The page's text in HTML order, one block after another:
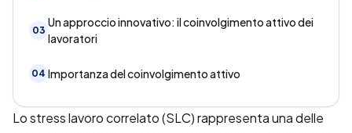
03
Un approccio innovativo: il coinvolgimento attivo dei
lavoratori
04 Importanza del coinvolgimento attivo
Lo stress lavoro correlato (SLC) rappresenta una delle